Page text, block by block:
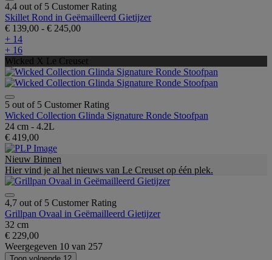
4,4 out of 5 Customer Rating
Skillet Rond in Geëmailleerd Gietijzer
€ 139,00 - € 245,00
+ 14
+ 16
Wicked X Le Creuset
5 out of 5 Customer Rating
Wicked Collection Glinda Signature Ronde Stoofpan
24 cm - 4.2L
€ 419,00
Nieuw Binnen
Hier vind je al het nieuws van Le Creuset op één plek.
4,7 out of 5 Customer Rating
Grillpan Ovaal in Geëmailleerd Gietijzer
32 cm
€ 229,00
Weergegeven 10 van 257